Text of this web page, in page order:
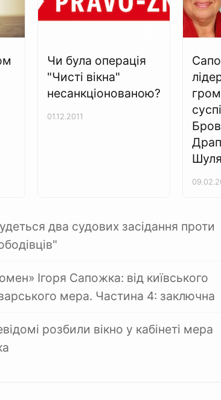
Чи була операція
"Чисті вікна"
несанкціонованою?
01.12.2011
два судових засідання проти
Ігоря Сапожка: від київського
мера. Частина 4: заключна
розбили вікно у кабінеті мера